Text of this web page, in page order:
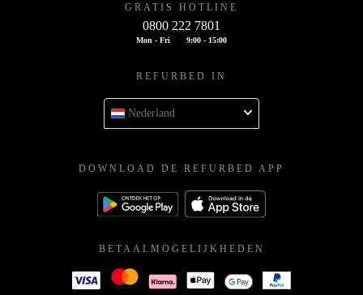
GRATIS HOTLINE
0800 222 7801
Mon - Fri 9:00 - 15:00
REFURBED IN
Nederland
DOWNLOAD DE REFURBED APP
BETAALMOGELIJKHEDEN